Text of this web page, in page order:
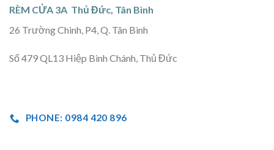
RÈM CỬA 3A Thủ Đức, Tân Bình
26 Trường Chinh, P4, Q. Tân Bình
Số 479 QL13 Hiệp Bình Chánh, Thủ Đức
PHONE: 0984 420 896